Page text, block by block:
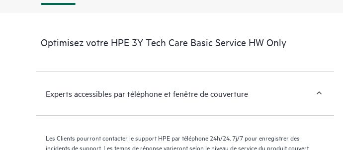
Optimisez votre HPE 3Y Tech Care Basic Service HW Only
Experts accessibles par téléphone et fenêtre de couverture
Les Clients pourront contacter le support HPE par téléphone 24h/24, 7j/7 pour enregistrer des
incidents de support. Les temps de réponse varieront selon le niveau de service du produit couvert